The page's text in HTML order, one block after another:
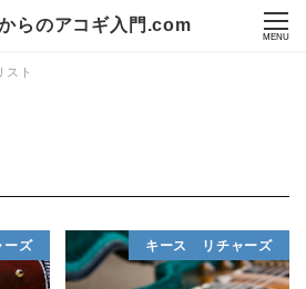
らのアコギ入門.com
MENU
スト
ズ キース リチャーズ